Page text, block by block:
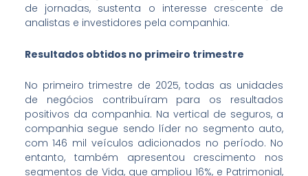
de jornadas, sustenta o interesse crescente de
analistas e investidores pela companhia.
Resultados obtidos no primeiro trimestre
No primeiro trimestre de 2025, todas as unidades
de negócios contribuíram para os resultados
positivos da companhia. Na vertical de seguros, a
companhia segue sendo líder no segmento auto,
com 146 mil veículos adicionados no período. No
entanto, também apresentou crescimento nos
segmentos de Vida, que ampliou 16%, e Patrimonial,